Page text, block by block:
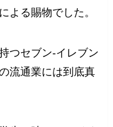
よる賜物でした。
つセブン‐イレブン
流通業には到底真